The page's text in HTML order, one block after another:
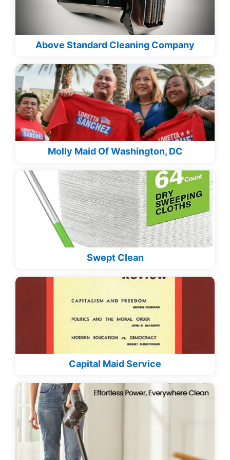
Above Standard Cleaning Company
Molly Maid Of Washington, DC
Swept Clean
Capital Maid Service